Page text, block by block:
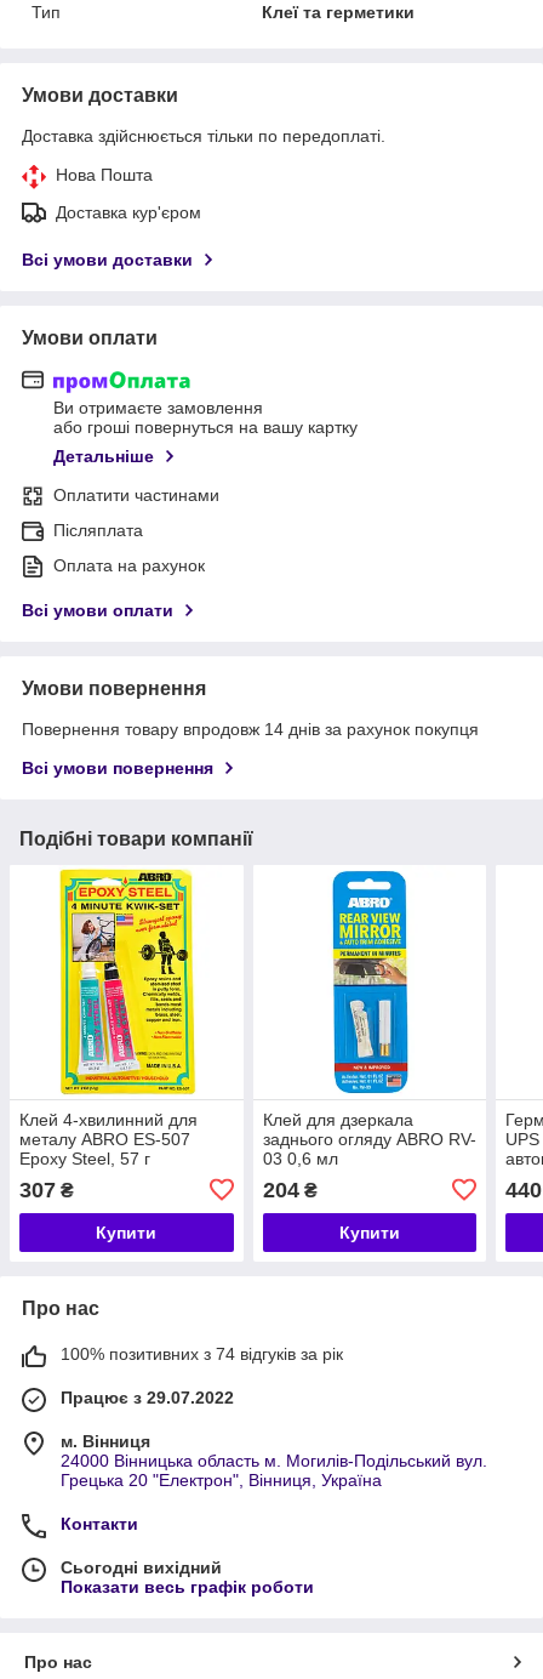
Тип
Клеї та герметики
Умови доставки
Доставка здійснюється тільки по передоплаті.
Нова Пошта
Доставка кур'єром
Всі умови доставки
Умови оплати
Ви отримаєте замовлення
або гроші повернуться на вашу картку
Детальніше
Оплатити частинами
Післяплата
Оплата на рахунок
Всі умови оплати
Умови повернення
Повернення товару впродовж 14 днів за рахунок покупця
Всі умови повернення
Подібні товари компанії
Клей 4-хвилинний для
металу ABRO ES-507
Epoxy Steel, 57 г
307 ₴
Купити
Клей для дзеркала
заднього огляду ABRO RV-
03 0,6 мл
204₴
Купити
440
Про нас
100% позитивних з 74 відгуків за рік
Працює з 29.07.2022
м. Вінниця
24000 Вінницька область м. Могилів-Подільський вул.
Грецька 20 "Електрон", Вінниця, Україна
Контакти
Сьогодні вихідний
Показати весь графік роботи
Про нас